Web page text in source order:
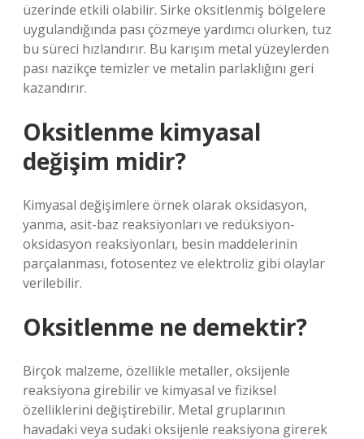
üzerinde etkili olabilir. Sirke oksitlenmiş bölgelere
uygulandığında pası çözmeye yardımcı olurken, tuz
bu süreci hızlandırır. Bu karışım metal yüzeylerden
pası nazikçe temizler ve metalin parlaklığını geri
kazandırır.
Oksitlenme kimyasal
değişim midir?
Kimyasal değişimlere örnek olarak oksidasyon,
yanma, asit-baz reaksiyonları ve redüksiyon-
oksidasyon reaksiyonları, besin maddelerinin
parçalanması, fotosentez ve elektroliz gibi olaylar
verilebilir.
Oksitlenme ne demektir?
Birçok malzeme, özellikle metaller, oksijenle
reaksiyona girebilir ve kimyasal ve fiziksel
özelliklerini değiştirebilir. Metal gruplarının
havadaki veya sudaki oksijenle reaksiyona girerek